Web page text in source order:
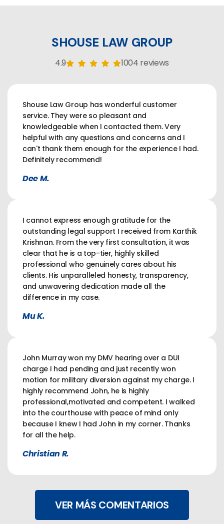
SHOUSE LAW GROUP
4.9 1004 reviews
Shouse Law Group has wonderful customer
service. They were so pleasant and
knowledgeable when I contacted them. Very
helpful with any questions and concerns and I
can't thank them enough for the experience I had.
Definitely recommend!
Dee M.
I cannot express enough gratitude for the
outstanding legal support I received from Karthik
Krishnan. From the very first consultation, it was
clear that he is a top-tier, highly skilled
professional who genuinely cares about his
clients. His unparalleled honesty, transparency,
and unwavering dedication made all the
difference in my case.
Mu K.
John Murray won my DMV hearing over a DUI
charge I had pending and just recently won
motion for military diversion against my charge. I
highly recommend John, he is highly
professional,motivated and competent. I walked
into the courthouse with peace of mind only
because I knew I had John in my corner. Thanks
for all the help.
Christian R.
VER MÁS COMENTARIOS